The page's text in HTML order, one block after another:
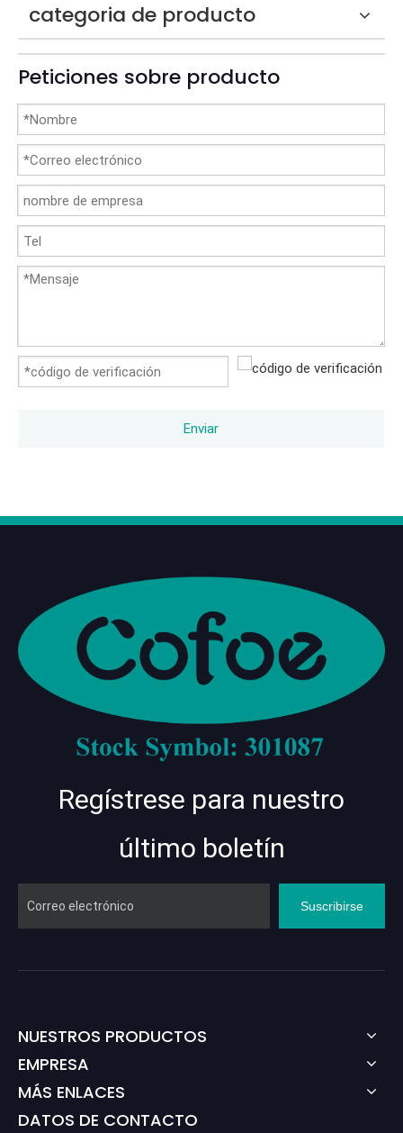
categoria de producto
Peticiones sobre producto
Enviar
Regístrese para nuestro
último boletín
Suscribirse
NUESTROS PRODUCTOS
EMPRESA
MÁS ENLACES
DATOS DE CONTACTO